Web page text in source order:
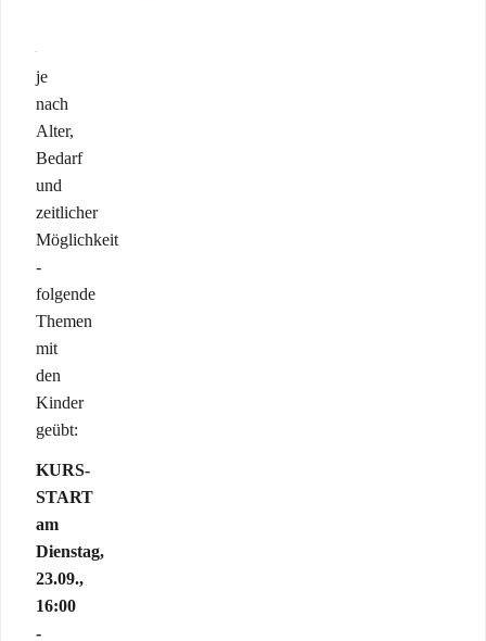
–
je
nach
Alter,
Bedarf
und
zeitlicher
Möglichkeit
-
folgende
Themen
mit
den
Kinder
geübt:
KURS-
START
am
Dienstag,
23.09.,
16:00
-